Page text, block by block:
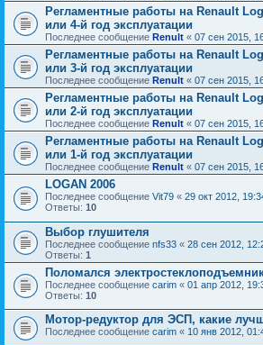
Регламентные работы на Renault
или 4-й год эксплуатации
Последнее сообщение Renult « 07 сен 2015,
Регламентные работы на Renault
или 3-й год эксплуатации
Последнее сообщение Renult « 07 сен 2015,
Регламентные работы на Renault
или 2-й год эксплуатации
Последнее сообщение Renult « 07 сен 2015,
Регламентные работы на Renault
или 1-й год эксплуатации
Последнее сообщение Renult « 07 сен 2015,
LOGAN 2006
Последнее сообщение Vit79 « 29 окт 2012,
Ответы: 10
Выбор глушителя
Последнее сообщение nfs33 « 28 сен 2012,
Ответы: 1
Поломался
Последнее сообщение carim « 01 апр 2012,
Ответы: 10
Мотор-редуктор для ЭСП, какие
Последнее сообщение carim « 10 янв 2012,